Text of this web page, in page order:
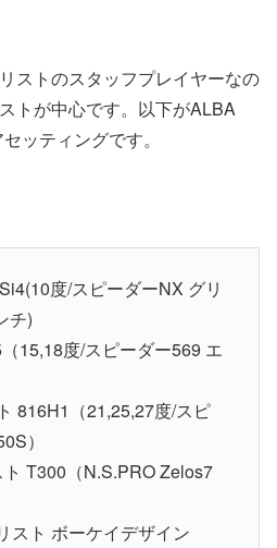
ストのスタッフプレイヤーなの
トが中心です。以下がALBA
ッティングです。
度/スピーダーNX グリ
チ)
15,18度/スピーダー569 エ
816H1（21,25,27度/スピ
）
T300（N.S.PRO Zelos7
スト ボーケイデザイン